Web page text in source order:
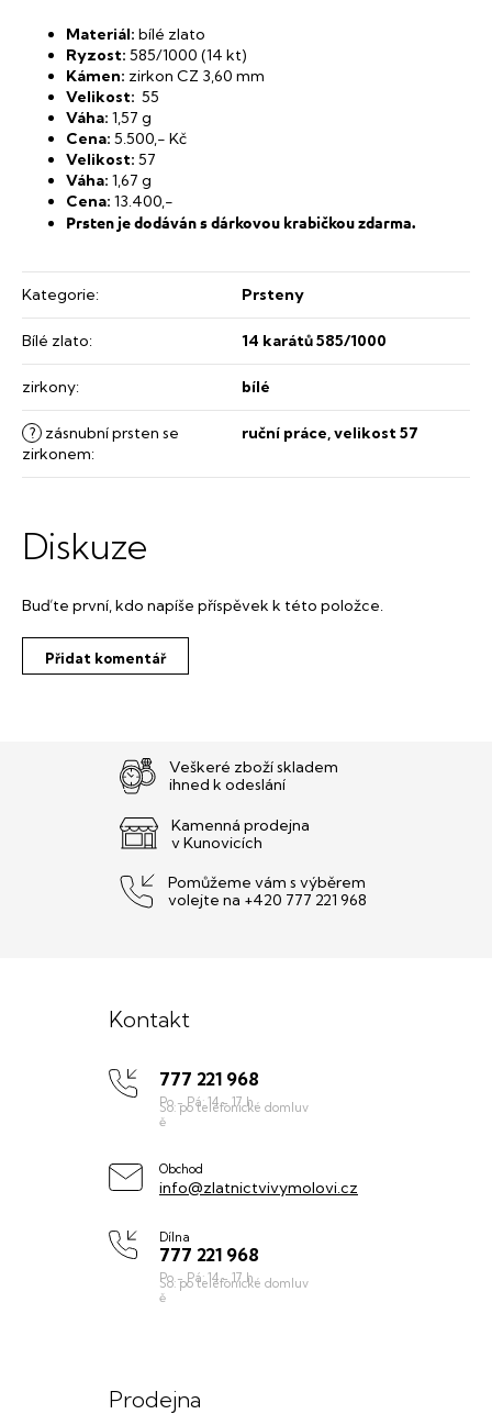
Materiál: ​bílé zlato
Ryzost: ​585/1000 (14 kt)
​Kámen: ​zirkon CZ 3,60 mm
Velikost: 55
Váha: 1,57 g
Cena: 5.500,- Kč
Velikost: 57
Váha: 1,67 g
Cena: 13.400,-
Prsten je dodáván s dárkovou krabičkou zdarma.
Kategorie: Prsteny
Bílé zlato: 14 karátů 585/1000
zirkony: bílé
? zásnubní prsten se
zirkonem:
ruční práce, velikost 57
Diskuze
Buďte první, kdo napíše příspěvek k této položce.
Přidat komentář
Veškeré zboží skladem
ihned k odeslání
Kamenná prodejna
v Kunovicích
Pomůžeme vám s výběrem
volejte na +420 777 221 968
Kontakt
777 221 968
Obchod
info@zlatnictvivymolovi.cz
Dílna
777 221 968
Prodejna